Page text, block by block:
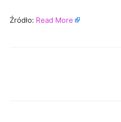
Źródło: Read More